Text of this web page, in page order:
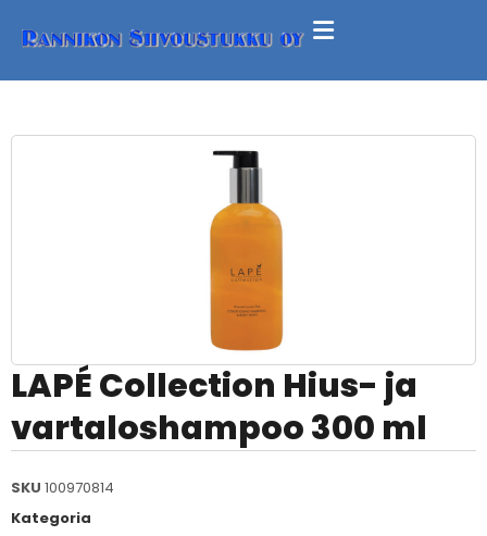
LAPÉ Collection Hius- ja
vartaloshampoo 300 ml
SKU 100970814
Kategoria